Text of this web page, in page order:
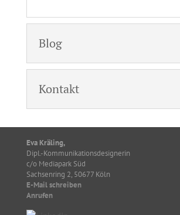
Blog
Kontakt
Eva Kräling,
Dipl.-Kommunikationsdesignerin
c/o Mediapark Süd
Sachsenring 2, 50677 Köln
E-Mail schreiben
Anrufen